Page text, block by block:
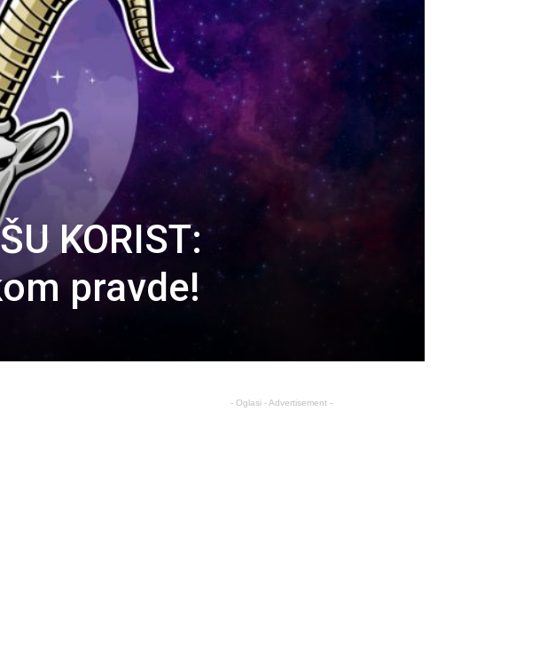
KORIST:
pravde!
- Oglasi - Advertisement -